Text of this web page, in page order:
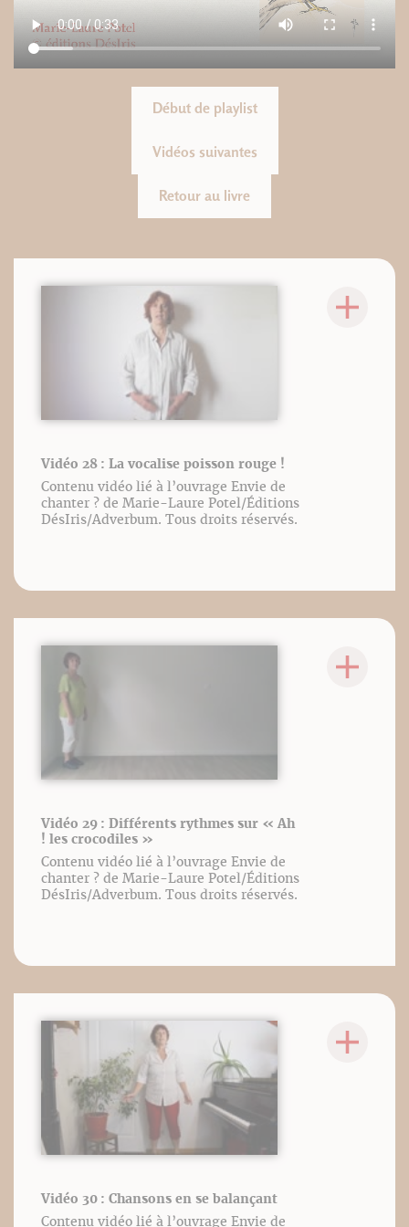
Début de playlist
Vidéos suivantes
Retour au livre
Vidéo 28 : La vocalise poisson rouge !
Contenu vidéo lié à l’ouvrage Envie de
chanter ? de Marie-Laure Potel/Éditions
DésIris/Adverbum. Tous droits réservés.
Vidéo 29 : Différents rythmes sur « Ah
! les crocodiles »
Contenu vidéo lié à l’ouvrage Envie de
chanter ? de Marie-Laure Potel/Éditions
DésIris/Adverbum. Tous droits réservés.
Vidéo 30 : Chansons en se balançant
Contenu vidéo lié à l’ouvrage Envie de